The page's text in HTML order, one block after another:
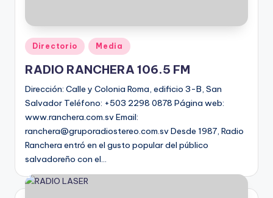
Directorio Media
RADIO RANCHERA 106.5 FM
Dirección: Calle y Colonia Roma, edificio 3-B, San
Salvador Teléfono: +503 2298 0878 Página web:
www.ranchera.com.sv Email:
ranchera@gruporadiostereo.com.sv Desde 1987, Radio
Ranchera entró en el gusto popular del público
salvadoreño con el…